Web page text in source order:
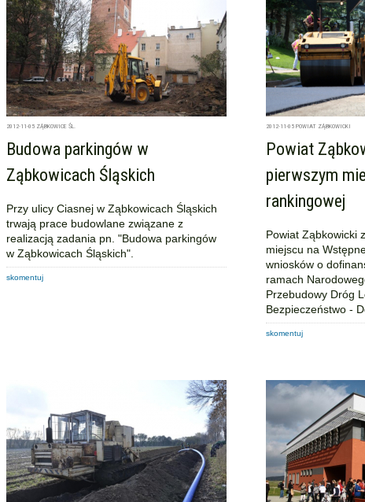
2012-11-05 ZĄBKOWICE ŚL.
Budowa parkingów w
Ząbkowicach Śląskich
Przy ulicy Ciasnej w Ząbkowicach Śląskich
trwają prace budowlane związane z
realizacją zadania pn. "Budowa parkingów
w Ząbkowicach Śląskich".
skomentuj
2012-11-05 POWIAT ZĄBKOWICKI
Powiat
pierwszym
rankingowej
Powiat Ząbkowicki
miejscu na
wniosków o
ramach
Przebudowy Dróg
Bezpieczeństwo -
skomentuj